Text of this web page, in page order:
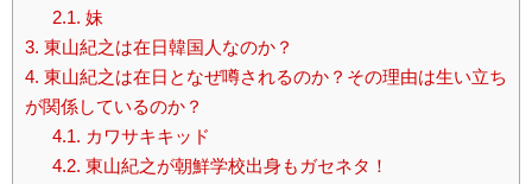
2.1. 妹
3. 東山紀之は在日韓国人なのか？
4. 東山紀之は在日となぜ噂されるのか？その理由は生い立ち
が関係しているのか？
4.1. カワサキキッド
4.2. 東山紀之が朝鮮学校出身もガセネタ！